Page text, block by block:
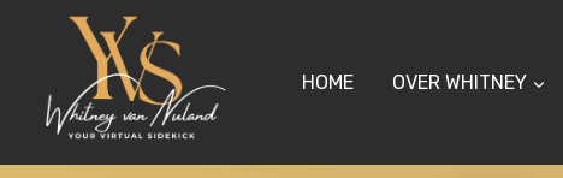
Doorgaan
HOME OVER WHITNEY